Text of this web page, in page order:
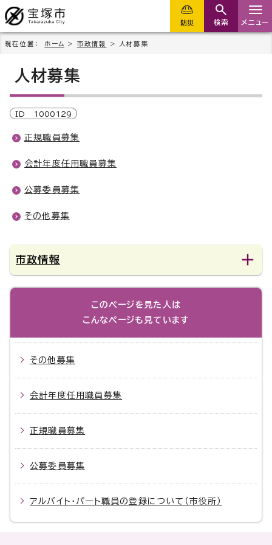
防災 検索 メニュー
現在位置： ホーム > 市政情報 > 人材募集
人材募集
ID 1000129
正規職員募集
会計年度任用職員募集
公募委員募集
その他募集
市政情報
このページを見た人は
こんなページも見ています
その他募集
会計年度任用職員募集
正規職員募集
公募委員募集
アルバイト・パート職員の登録について（市役所）